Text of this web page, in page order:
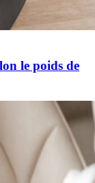
le poids de